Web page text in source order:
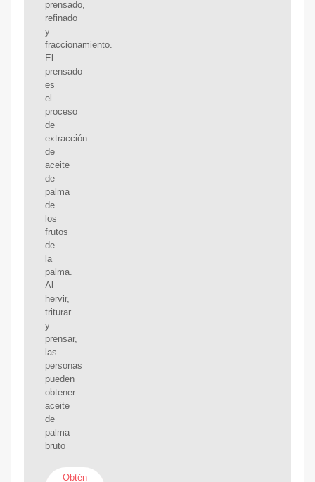
prensado,
refinado
y
fraccionamiento.
El
prensado
es
el
proceso
de
extracción
de
aceite
de
palma
de
los
frutos
de
la
palma.
Al
hervir,
triturar
y
prensar,
las
personas
pueden
obtener
aceite
de
palma
bruto
Obtén